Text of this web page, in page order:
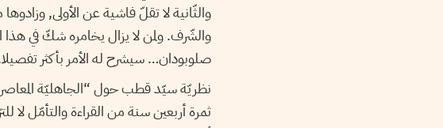
والثّانية لا تقلّ فاشية عن الأولى,
والشّرف. ولمن لا يزال يخامره شكّ في
صلوبودان… سيشرح له الأمر بأكثر
نظريّة سيّد قطب حول “الجاهليّة
ثمرة أربعين سنة من القراءة والتأمّل